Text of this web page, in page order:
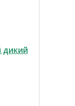
дикий